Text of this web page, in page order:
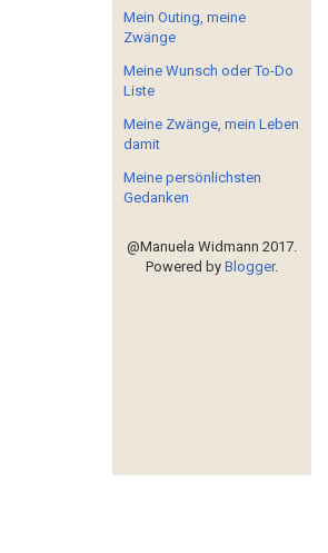
Mein Outing, meine
Zwänge
Meine Wunsch oder To-Do
Liste
Meine Zwänge, mein Leben
damit
Meine persönlichsten
Gedanken
@Manuela Widmann 2017.
Powered by Blogger.